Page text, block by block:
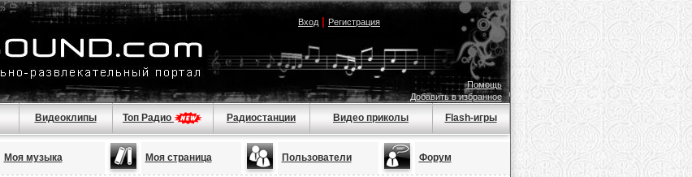
Вход| Регистрация
Помощь
Добавить в избранное
Видеоклипы Топ Радио Радиостанции Видео приколы Flash-игры
Моя музыка Моя страница Пользователи Форум